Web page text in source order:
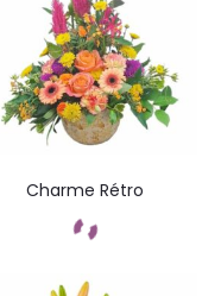
Charme Rétro
Commandez